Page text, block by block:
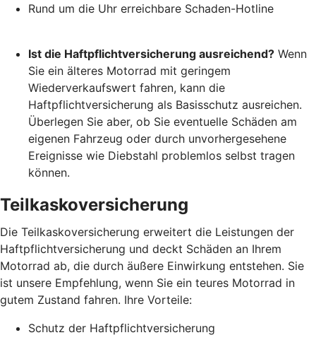
Rund um die Uhr erreichbare Schaden-Hotline
Ist die Haftpflichtversicherung ausreichend? Wenn
Sie ein älteres Motorrad mit geringem
Wiederverkaufswert fahren, kann die
Haftpflichtversicherung als Basisschutz ausreichen.
Überlegen Sie aber, ob Sie eventuelle Schäden am
eigenen Fahrzeug oder durch unvorhergesehene
Ereignisse wie Diebstahl problemlos selbst tragen
können.
Teilkaskoversicherung
Die Teilkaskoversicherung erweitert die Leistungen der
Haftpflichtversicherung und deckt Schäden an Ihrem
Motorrad ab, die durch äußere Einwirkung entstehen. Sie
ist unsere Empfehlung, wenn Sie ein teures Motorrad in
gutem Zustand fahren. Ihre Vorteile:
Schutz der Haftpflichtversicherung